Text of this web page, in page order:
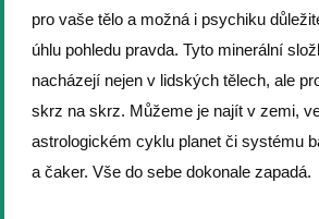
pro vaše tělo a možná i psychiku
úhlu pohledu pravda. Tyto minerální
nacházejí nejen v lidských tělech, ale
skrz na skrz. Můžeme je najít v zemi,
astrologickém cyklu planet či systému
a čaker. Vše do sebe dokonale zapadá.